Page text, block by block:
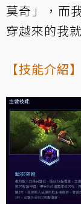
莫奇」，而
穿越來的我
【技能介紹】